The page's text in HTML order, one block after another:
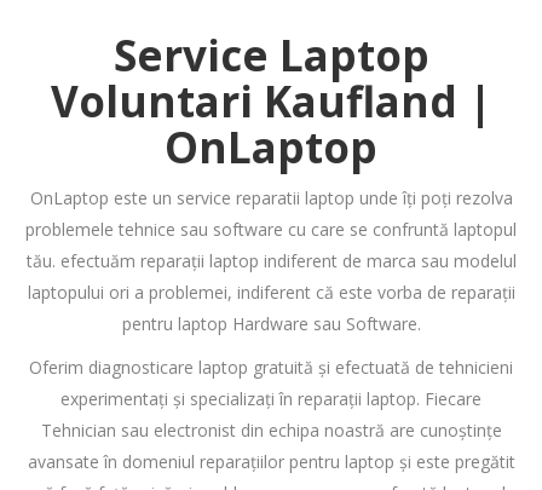
Service Laptop
Voluntari Kaufland |
OnLaptop
OnLaptop este un service reparatii laptop unde îți poți rezolva
problemele tehnice sau software cu care se confruntă laptopul
tău. efectuăm reparații laptop indiferent de marca sau modelul
laptopului ori a problemei, indiferent că este vorba de reparații
pentru laptop Hardware sau Software.
Oferim diagnosticare laptop gratuită și efectuată de tehnicieni
experimentați și specializați în reparații laptop. Fiecare
Tehnician sau electronist din echipa noastră are cunoștințe
avansate în domeniul reparațiilor pentru laptop și este pregătit